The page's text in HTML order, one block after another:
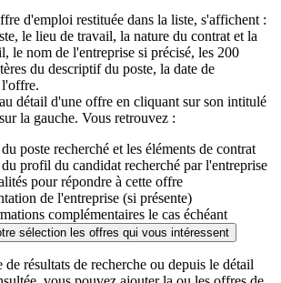
d'emploi restituée dans la liste, s'affichent :
le lieu de travail, la nature du contrat et la
le nom de l'entreprise si précisé, les 200
du descriptif du poste, la date de
détail d'une offre en cliquant sur son intitulé
la gauche. Vous retrouvez :
poste recherché et les éléments de contrat
profil du candidat recherché par l'entreprise
pour répondre à cette offre
de l'entreprise (si présente)
complémentaires le cas échéant
sélection les offres qui vous intéressent
de résultats de recherche ou depuis le détail